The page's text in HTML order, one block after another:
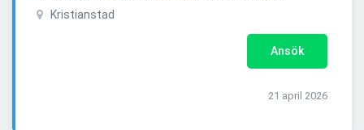
Kristianstad
Ansök
21 april 2026